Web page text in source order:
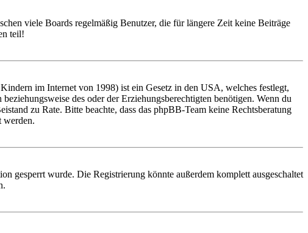
viele Boards regelmäßig Benutzer, die für längere Zeit keine Beiträge
teil!
im Internet von 1998) ist ein Gesetz in den USA, welches festlegt,
des oder der Erziehungsberechtigten benötigen. Wenn du
zu Rate. Bitte beachte, dass das phpBB-Team keine Rechtsberatung
werden.
gesperrt wurde. Die Registrierung könnte außerdem komplett ausgeschaltet